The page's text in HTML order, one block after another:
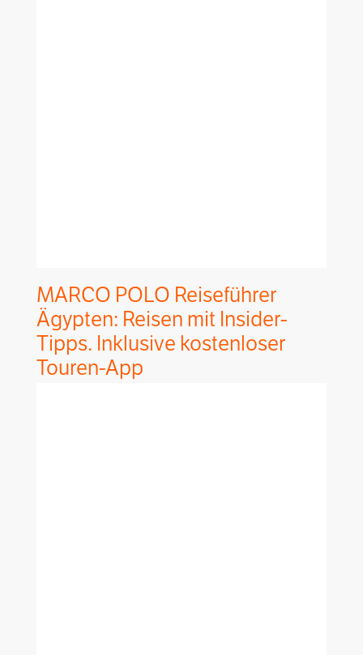
MARCO POLO Reiseführer
Ägypten: Reisen mit Insider-
Tipps. Inklusive kostenloser
Touren-App